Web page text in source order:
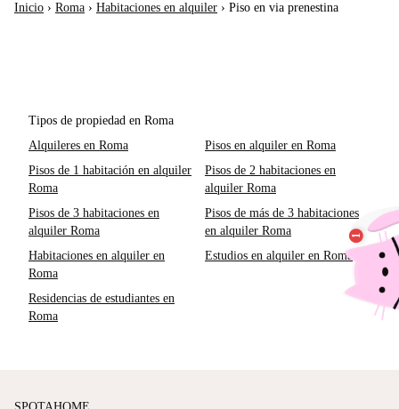
Inicio › Roma › Habitaciones en alquiler › Piso en via prenestina
Tipos de propiedad en Roma
Alquileres en Roma
Pisos en alquiler en Roma
Pisos de 1 habitación en alquiler
Roma
Pisos de 2 habitaciones en
alquiler Roma
Pisos de 3 habitaciones en
alquiler Roma
Pisos de más de 3 habitaciones
en alquiler Roma
Habitaciones en alquiler en
Roma
Estudios en alquiler en Roma
Residencias de estudiantes en
Roma